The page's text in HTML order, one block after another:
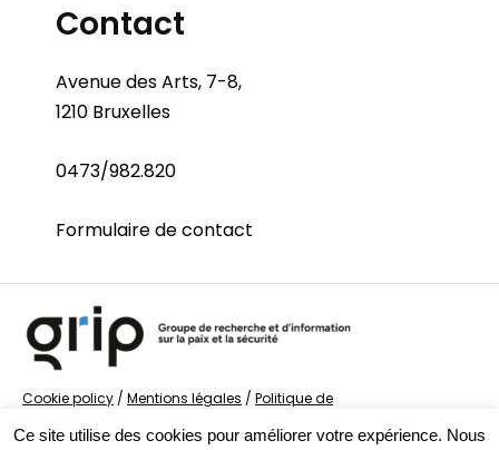
Contact
Avenue des Arts, 7-8,
1210 Bruxelles
0473/982.820
Formulaire de contact
Cookie policy / Mentions légales / Politique de
la Sécurité
Ce site utilise des cookies pour améliorer votre expérience. Nous